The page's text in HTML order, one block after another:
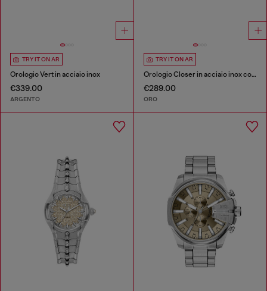
TRY IT ON AR
Orologio Vert in acciaio inox
€339.00
ARGENTO
TRY IT ON AR
Orologio Closer in acciaio inox color oro
€289.00
ORO